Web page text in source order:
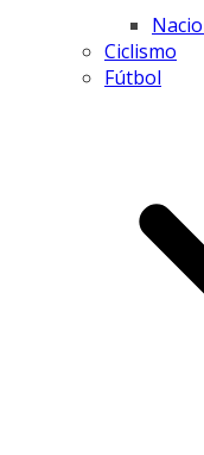
Ciclismo
Fútbol